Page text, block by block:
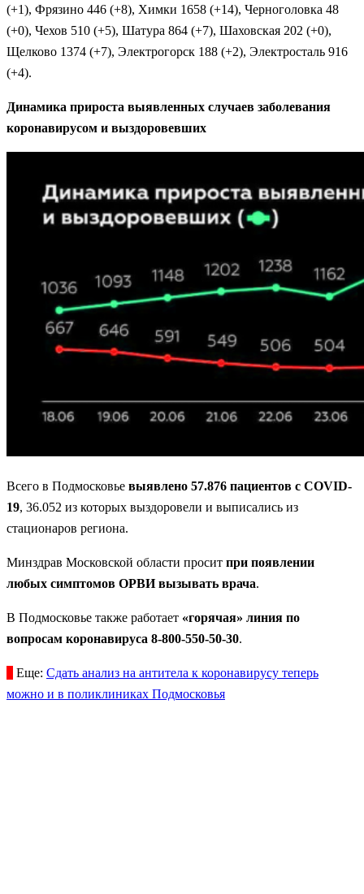
(+1), Фрязино 446 (+8), Химки 1658 (+14), Черноголовка 48
(+0), Чехов 510 (+5), Шатура 864 (+7), Шаховская 202 (+0),
Щелково 1374 (+7), Электрогорск 188 (+2), Электросталь 916
(+4).
Динамика прироста выявленных случаев заболевания
коронавирусом и выздоровевших
Всего в Подмосковье выявлено 57.876 пациентов с COVID-
19, 36.052 из которых выздоровели и выписались из
стационаров региона.
Минздрав Московской области просит при появлении
любых симптомов ОРВИ вызывать врача.
В Подмосковье также работает «горячая» линия по
вопросам коронавируса 8-800-550-50-30.
Еще: Сдать анализ на антитела к коронавирусу теперь
можно и в поликлиниках Подмосковья